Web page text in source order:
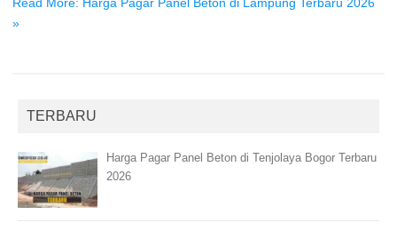
»
TERBARU
Harga Pagar Panel Beton di Tenjolaya Bogor Terbaru
2026